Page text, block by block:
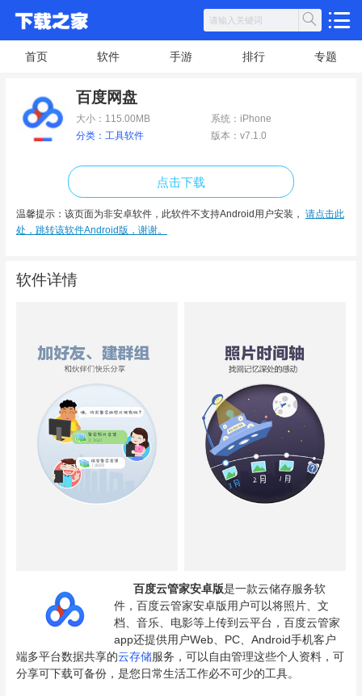
首页 软件 手游 排行 专题
百度网盘
大小：115.00MB
系统：iPhone
分类：工具软件
版本：v7.1.0
点击下载
温馨提示：该页面为非安卓软件，此软件不支持Android用户安装， 请点击此
处，跳转该软件Android版，谢谢。
软件详情
百度云管家安卓版是一款云储存服务软
件，百度云管家安卓版用户可以将照片、文
档、音乐、电影等上传到云平台，百度云管家
app还提供用户Web、PC、Android手机客户
端多平台数据共享的云存储服务，可以自由管理这些个人资料，可
分享可下载可备份，是您日常生活工作必不可少的工具。